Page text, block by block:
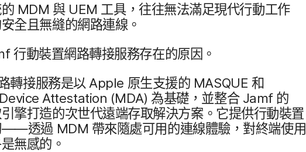
MDM 與UEM 工具，​往往​無法​滿足現代​行動​工作​
全​且​無縫​的​網路​連線。
行動​裝置​網路​轉接​服務​存在​的​原因。
轉接​服務​是​以 Apple 原生​支援​的 MASQUE 和
Attestation (MDA) 為​基礎，​並​整合Jamf 的​
擎​打造​的​次世代​遠端存取​解決​方案。​它​提供​行動​裝置​
​—​—​透過 MDM 帶​來​隨處​可用​的​連線​體驗，​對​終端​使用​
無感​的。